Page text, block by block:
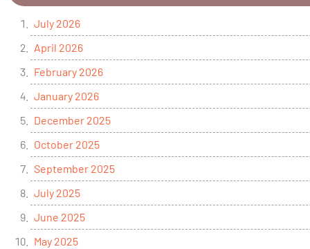
July 2026
April 2026
February 2026
January 2026
December 2025
October 2025
September 2025
July 2025
June 2025
May 2025